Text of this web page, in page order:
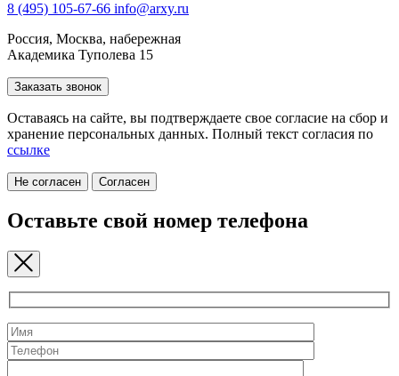
8 (495) 105-67-66 info@arxy.ru
Россия, Москва, набережная
Академика Туполева 15
Заказать звонок
Оставаясь на сайте, вы подтверждаете свое согласие на cбор и
хранение персональных данных. Полный текст согласия по
ссылке
Не согласен Согласен
Оставьте свой номер телефона